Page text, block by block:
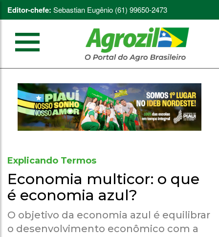
Editor-chefe: Sebastian Eugênio (61) 99650-2473
Explicando Termos
Economia multicor: o que
é economia azul?
O objetivo da economia azul é equilibrar
o desenvolvimento econômico com a